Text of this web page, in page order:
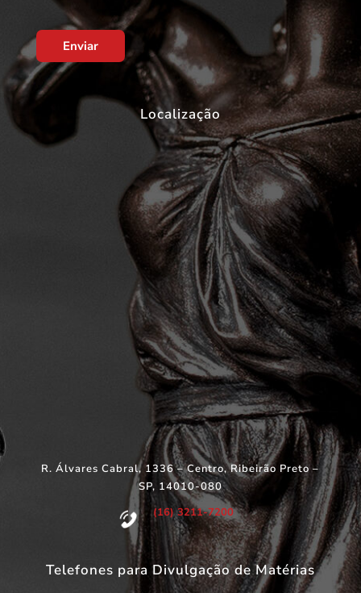
Enviar
Localização
R. Álvares Cabral, 1336 – Centro, Ribeirão Preto –
SP, 14010-080
(16) 3211-7200
Telefones para Divulgação de Matérias